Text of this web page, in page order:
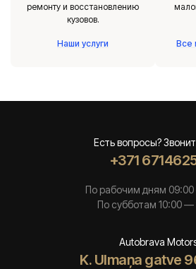
ремонту и восстановлению
кузовов.
Наши услуги Все
Есть вопросы?
+371
По рабочим дням
По субботам 10:00 —
Autobrava
K. Ulmaņa gatve